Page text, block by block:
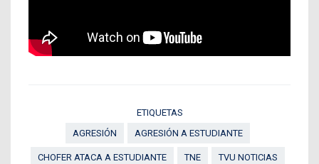
ETIQUETAS
AGRESIÓN
AGRESIÓN A ESTUDIANTE
CHOFER ATACA A ESTUDIANTE TNE TVU NOTICIAS